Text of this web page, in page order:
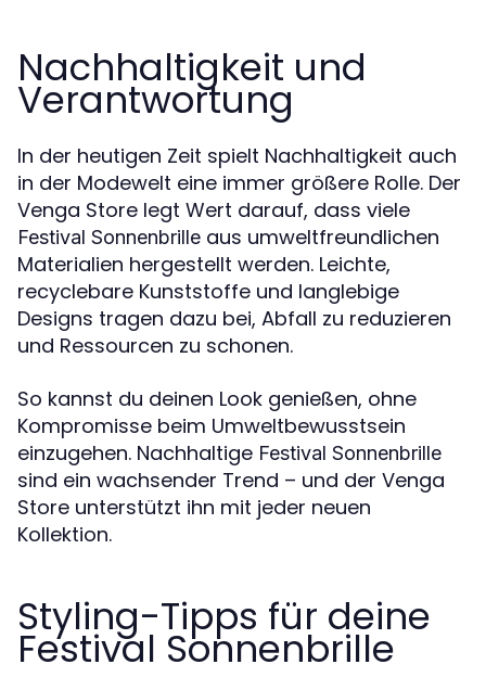
Nachhaltigkeit und
Verantwortung
In der heutigen Zeit spielt Nachhaltigkeit auch
in der Modewelt eine immer größere Rolle. Der
Venga Store legt Wert darauf, dass viele
Festival Sonnenbrille aus umweltfreundlichen
Materialien hergestellt werden. Leichte,
recyclebare Kunststoffe und langlebige
Designs tragen dazu bei, Abfall zu reduzieren
und Ressourcen zu schonen.
So kannst du deinen Look genießen, ohne
Kompromisse beim Umweltbewusstsein
einzugehen. Nachhaltige Festival Sonnenbrille
sind ein wachsender Trend – und der Venga
Store unterstützt ihn mit jeder neuen
Kollektion.
Styling-Tipps für deine
Festival Sonnenbrille